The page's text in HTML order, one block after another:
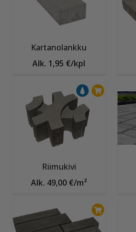
Kartanolankku
Alk. 1,95 €/kpl
Riimukivi
Alk. 49,00 €/m²